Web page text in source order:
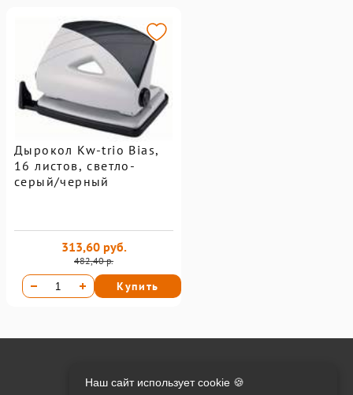
Дырокол Kw-trio Bias,
16 листов, светло-
серый/черный
482,40 р.
313,60 руб.
Купить
Онлайн оплата на сайте:
Наш сайт использует cookie 🍪